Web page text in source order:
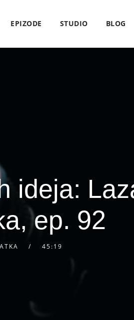
EPIZODE STUDIO BLOG
ideja:
ep. 92
45:19